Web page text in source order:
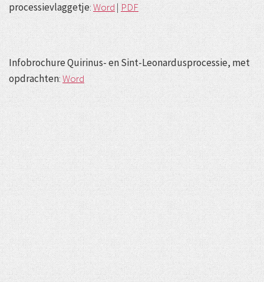
processievlaggetje:Word | PDF
Infobrochure Quirinus- en Sint-Leonardusprocessie, met
opdrachten:Word